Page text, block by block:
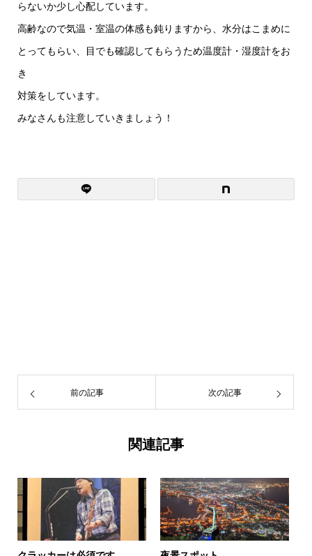
らないか少し心配しています。
高齢なので気温・室温の体感も鈍りますから、水分はこまめに
とってもらい、目でも確認してもらうため温度計・湿度計をお
き
対策をしています。
みなさんも注意していきましょう！
前の記事 次の記事
関連記事